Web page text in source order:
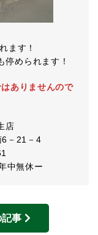
ます！
停められます！
ありませんので
店
－21－4
中無休ー
記事